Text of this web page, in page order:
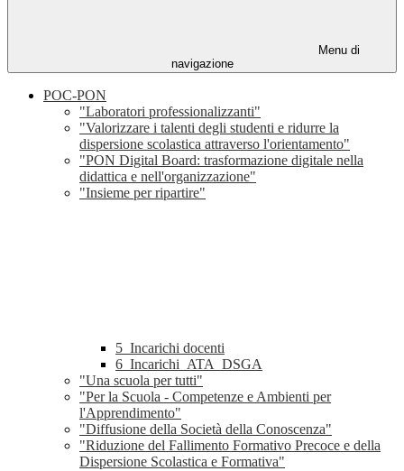
Menu di
navigazione
POC-PON
"Laboratori professionalizzanti"
"Valorizzare i talenti degli studenti e ridurre la
dispersione scolastica attraverso l'orientamento"
"PON Digital Board: trasformazione digitale nella
didattica e nell'organizzazione"
"Insieme per ripartire"
5_Incarichi docenti
6_Incarichi_ATA_DSGA
"Una scuola per tutti"
"Per la Scuola - Competenze e Ambienti per
l'Apprendimento"
"Diffusione della Società della Conoscenza"
"Riduzione del Fallimento Formativo Precoce e della
Dispersione Scolastica e Formativa"